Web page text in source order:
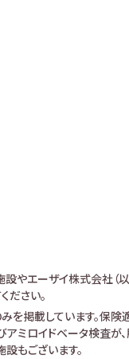
やエーザイ株式会社（
ださい。
掲載しています。保険
ミロイドベータ検査が
もございます。